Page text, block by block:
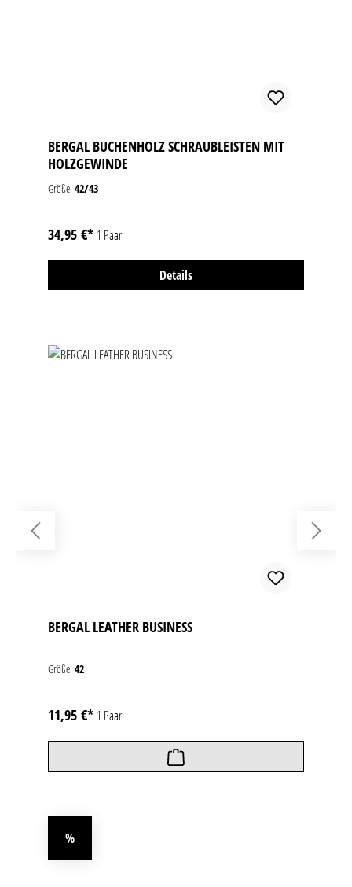
BERGAL BUCHENHOLZ SCHRAUBLEISTEN MIT
HOLZGEWINDE
Größe: 42/43
34,95 €* 1 Paar
Details
BERGAL LEATHER BUSINESS
Größe: 42
11,95 €* 1 Paar
%